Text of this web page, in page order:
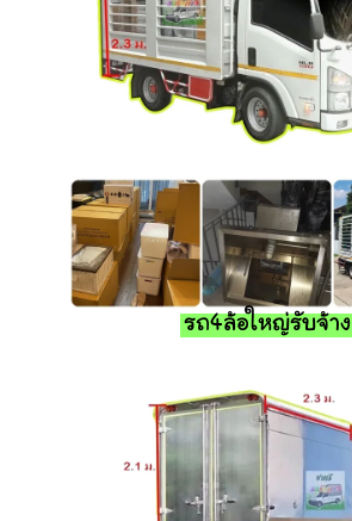
รถ4ล้อใหญ่รับจ้าง